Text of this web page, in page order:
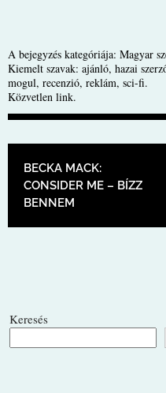
A bejegyzés kategóriája: Magyar
Kiemelt szavak: ajánló, hazai
mogul, recenzió, reklám, sci-fi.
Közvetlen link.
BEJEGYZÉS
BECKA MACK:
CONSIDER ME – BÍZZ
BENNEM
Keresés